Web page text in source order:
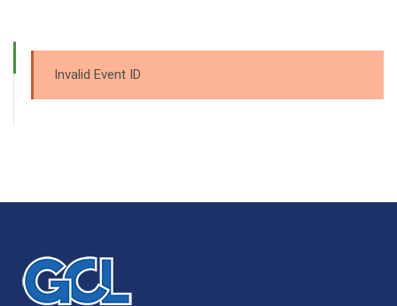
Invalid Event ID